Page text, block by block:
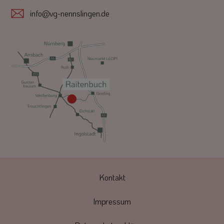
info@vg-nennslingen.de
Kontakt
Impressum